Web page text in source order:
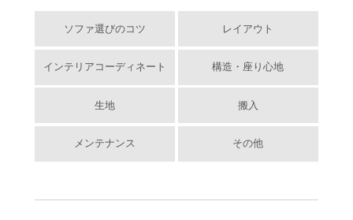
ソファ選びのコツ レイアウト
インテリアコーディネート 構造・座り心地
生地 搬入
メンテナンス その他